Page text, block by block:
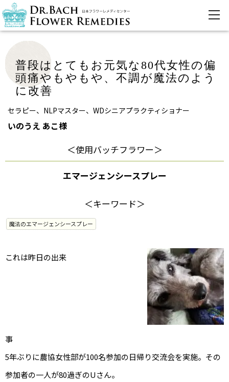
普段はとてもお元気な80代女性の偏
頭痛やもやもや、不調が魔法のよう
に改善
セラピー、NLPマスター、WDシニアプラクティショナー
いのうえ あこ様
＜使用バッチフラワー＞
エマージェンシースプレー
＜キーワード＞
魔法のエマージェンシースプレー
これは昨日の出来
事
5年ぶりに農協女性部が100名参加の日帰り交流会を実施。その
参加者の一人が80過ぎのUさん。